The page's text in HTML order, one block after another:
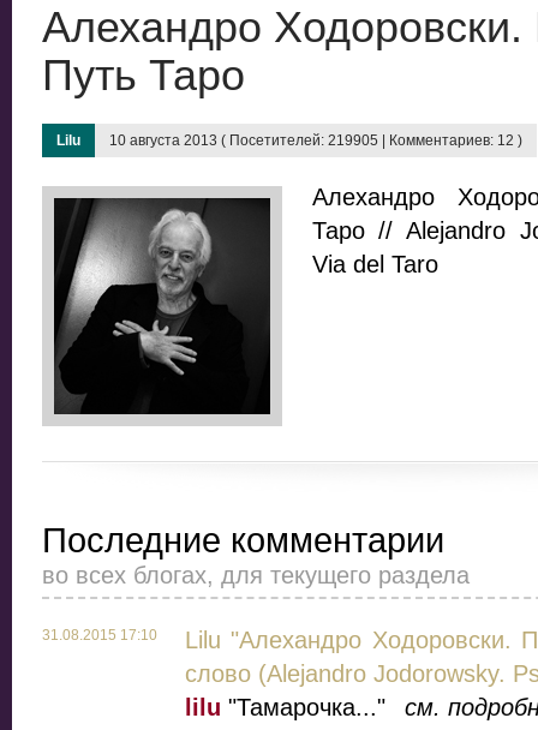
Алехандро Ходоровски.
Путь Таро
Lilu 10 августа 2013 ( Посетителей: 219905 | Комментариев: 12 )
Алехандро
Таро // Alejandro
Via del Taro
Последние комментарии
во всех блогах, для текущего раздела
31.08.2015 17:10
Lilu "Алехандро Ходоровски.
слово (Alejandro Jodorowsky.
lilu "Тамарочка..." см.